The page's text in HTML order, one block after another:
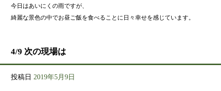
今日はあいにくの雨ですが、
綺麗な景色の中でお昼ご飯を食べることに日々幸せを感じています。
4/9 次の現場は
投稿日 2019年5月9日